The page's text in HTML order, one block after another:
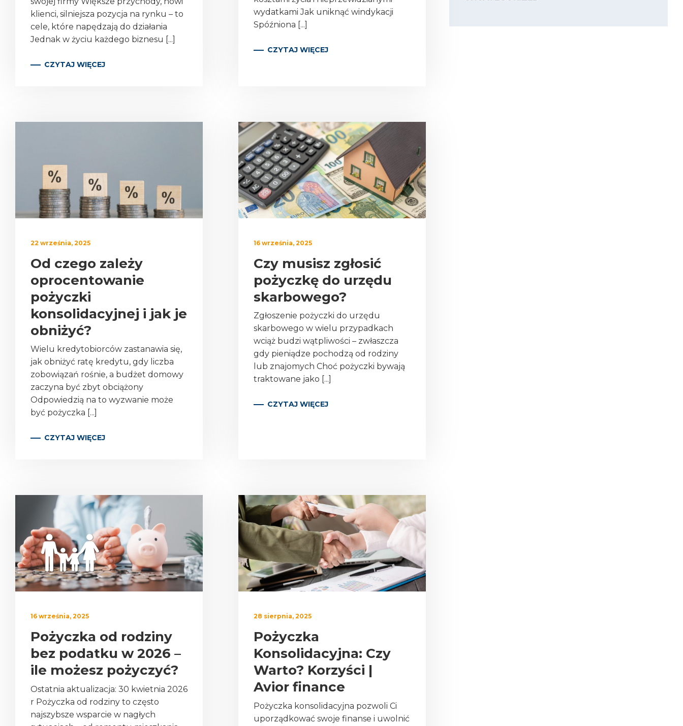
klienci, silniejsza pozycja na rynku – to
cele, które napędzają do działania
Jednak w życiu każdego biznesu [...]
CZYTAJ WIĘCEJ
wydatkami Jak uniknąć windykacji
Spóźniona [...]
CZYTAJ WIĘCEJ
22 września, 2025
Od czego zależy
oprocentowanie
pożyczki
konsolidacyjnej i jak je
obniżyć?
Wielu kredytobiorców zastanawia się,
jak obniżyć ratę kredytu, gdy liczba
zobowiązań rośnie, a budżet domowy
zaczyna być zbyt obciążony
Odpowiedzią na to wyzwanie może
być pożyczka [...]
CZYTAJ WIĘCEJ
16 września, 2025
Czy musisz zgłosić
pożyczkę do urzędu
skarbowego?
Zgłoszenie pożyczki do urzędu
skarbowego w wielu przypadkach
wciąż budzi wątpliwości – zwłaszcza
gdy pieniądze pochodzą od rodziny
lub znajomych Choć pożyczki bywają
traktowane jako [...]
CZYTAJ WIĘCEJ
16 września, 2025
Pożyczka od rodziny
bez podatku w 2026 –
ile możesz pożyczyć?
Ostatnia aktualizacja: 30 kwietnia 2026
r Pożyczka od rodziny to często
najszybsze wsparcie w nagłych
28 sierpnia, 2025
Pożyczka
Konsolidacyjna: Czy
Warto? Korzyści |
Avior finance
Pożyczka konsolidacyjna pozwoli Ci
uporządkować swoje finanse i uwolnić